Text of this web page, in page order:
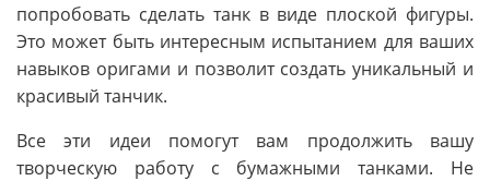
попробовать сделать танк в виде плоской фигуры.
Это может быть интересным испытанием для ваших
навыков оригами и позволит создать уникальный и
красивый танчик.
Все эти идеи помогут вам продолжить вашу
творческую работу с бумажными танками. Не